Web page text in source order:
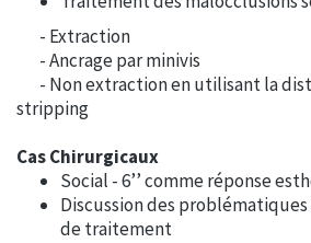
- Extraction
- Ancrage par minivis
- Non extraction en utilisant la
stripping
Cas Chirurgicaux
Social - 6’’ comme réponse
Discussion des
de traitement